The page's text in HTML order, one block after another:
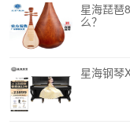
星海琵琶
么？
星海钢琴